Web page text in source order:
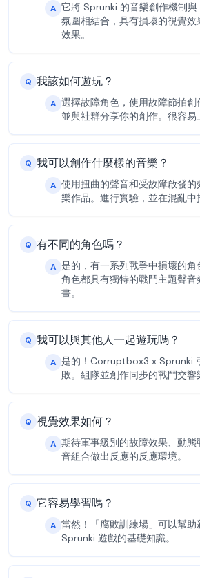
A 它將 Sprunki 的音樂創作機制
氛圍相結合，具有損壞的視覺
效果。
Q 我該如何遊玩？
A 選擇故障角色，使用故障節拍創
並與社群分享你的創作。很容易
Q 我可以創作什麼樣的音樂？
A 使用扭曲的聲音和受故障啟發
樂作品。進行實驗，並在混亂中
Q 有不同的角色嗎？
A 是的，有一系列戰爭中損壞的
角色都具有獨特的戰鬥主題聲音
畫。
Q 我可以與其他人一起遊玩嗎？
A 是的！Corruptbox3 x Sprunki
敗。組隊並創作同步的戰鬥交響
Q 視覺效果如何？
A 期待軍事級別的故障效果、動
音組合做出反應的反應環境。
Q 它容易學習嗎？
A 當然！「腐敗訓練場」可以幫助
Sprunki 遊戲的基礎知識。